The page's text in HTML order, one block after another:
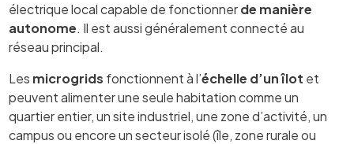
électrique local capable de fonctionnerde manière
autonome. Il est aussi généralement connecté au
réseau principal.
Les microgrids fonctionnent à l’échelle d’un îlot et
peuvent alimenter une seule habitation comme un
quartier entier, un site industriel, une zone d’activité, un
campus ou encore un secteur isolé (île, zone rurale ou